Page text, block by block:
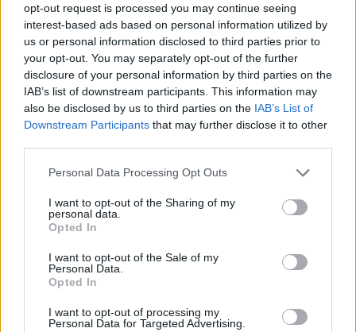
opt-out request is processed you may continue seeing
interest-based ads based on personal information utilized by
us or personal information disclosed to third parties prior to
your opt-out. You may separately opt-out of the further
disclosure of your personal information by third parties on the
IAB’s list of downstream participants. This information may
also be disclosed by us to third parties on the IAB’s List of
Downstream Participants that may further disclose it to other
Personal Data Processing Opt Outs
I want to opt-out of the Sharing of my
personal data.
Opted In
I want to opt-out of the Sale of my
Personal Data.
Opted In
I want to opt-out of processing my
Personal Data for Targeted Advertising.
Esim for Global
Esim for USA|Esim for Italy| Esim for Spain|Esim